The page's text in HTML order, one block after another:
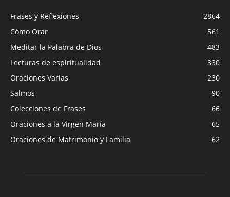
Frases y Reflexiones
2864
Cómo Orar
561
Meditar la Palabra de Dios
483
Lecturas de espiritualidad
330
Oraciones Varias
230
Salmos
90
Colecciones de Frases
66
Oraciones a la Virgen María
65
Oraciones de Matrimonio y Familia
62